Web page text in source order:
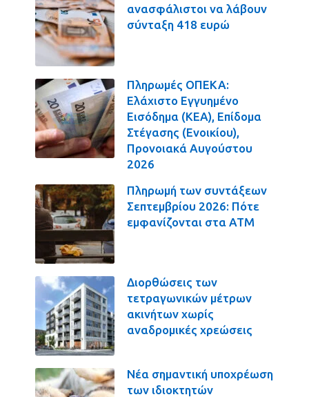
ανασφάλιστοι να λάβουν
σύνταξη 418 ευρώ
Πληρωμές ΟΠΕΚΑ:
Ελάχιστο Εγγυημένο
Εισόδημα (ΚΕΑ), Επίδομα
Στέγασης (Ενοικίου),
Προνοιακά Αυγούστου
2026
Πληρωμή των συντάξεων
Σεπτεμβρίου 2026: Πότε
εμφανίζονται στα ΑΤΜ
Διορθώσεις των
τετραγωνικών μέτρων
ακινήτων χωρίς
αναδρομικές χρεώσεις
Νέα σημαντική υποχρέωση
των ιδιοκτητών